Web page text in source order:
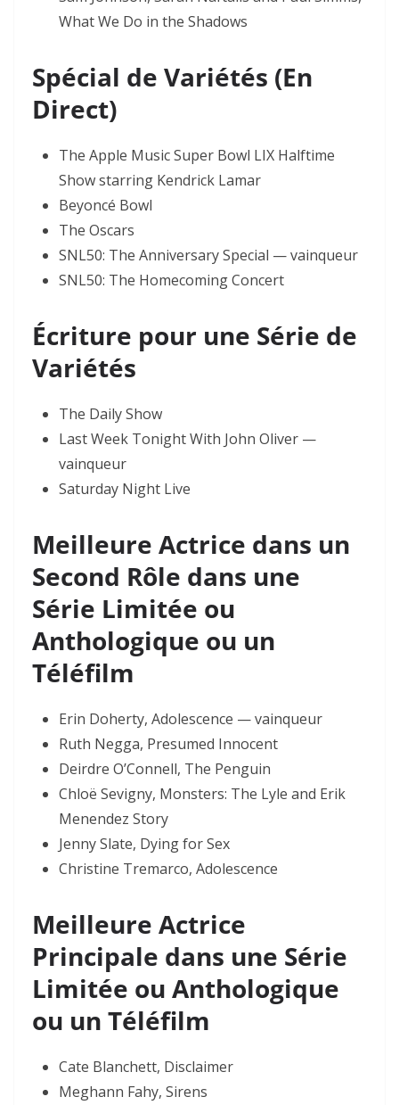
What We Do in the Shadows
Spécial de Variétés (En
Direct)
The Apple Music Super Bowl LIX Halftime
Show starring Kendrick Lamar
Beyoncé Bowl
The Oscars
SNL50: The Anniversary Special — vainqueur
SNL50: The Homecoming Concert
Écriture pour une Série de
Variétés
The Daily Show
Last Week Tonight With John Oliver —
vainqueur
Saturday Night Live
Meilleure Actrice dans un
Second Rôle dans une
Série Limitée ou
Anthologique ou un
Téléfilm
Erin Doherty, Adolescence — vainqueur
Ruth Negga, Presumed Innocent
Deirdre O’Connell, The Penguin
Chloë Sevigny, Monsters: The Lyle and Erik
Menendez Story
Jenny Slate, Dying for Sex
Christine Tremarco, Adolescence
Meilleure Actrice
Principale dans une Série
Limitée ou Anthologique
ou un Téléfilm
Cate Blanchett, Disclaimer
Meghann Fahy, Sirens